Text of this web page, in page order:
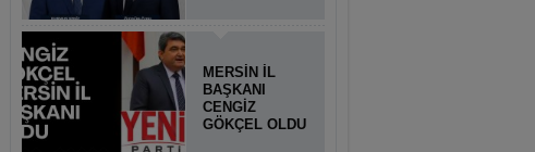
MERSİN İL
BAŞKANI
CENGİZ
GÖKÇEL OLDU